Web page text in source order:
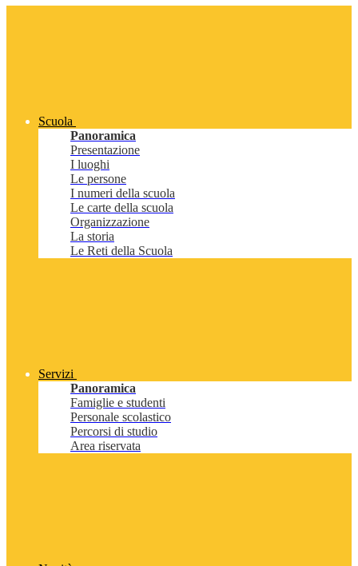
Scuola
Panoramica
Presentazione
I luoghi
Le persone
I numeri della scuola
Le carte della scuola
Organizzazione
La storia
Le Reti della Scuola
Servizi
Panoramica
Famiglie e studenti
Personale scolastico
Percorsi di studio
Area riservata